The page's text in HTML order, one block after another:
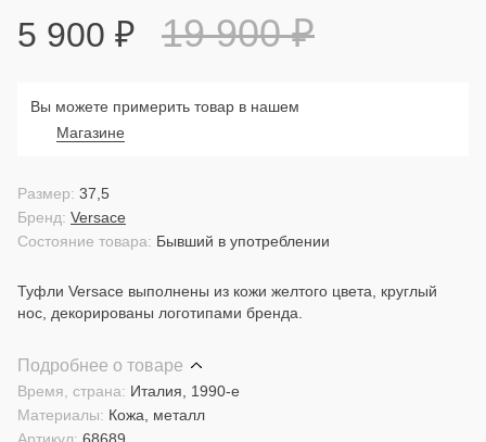
5 900 ₽ 19 900₽
Вы можете примерить товар в нашем
Магазине
Состояние товара: Бывший в употреблении
Бренд: Versace
Размер: 37,5
Туфли Versace выполнены из кожи желтого цвета, круглый
нос, декорированы логотипами бренда.
Подробнее о товаре
Материалы: Кожа, металл
Время, страна: Италия, 1990-е